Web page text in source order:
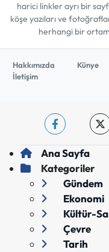
harici linkler ayrı bir
köşe yazıları ve
herhangi bir
Hakkımızda
Künye
İletişim
Ana Sayfa
Kategoriler
Gündem
Ekonomi
Kültür-
Çevre
Tarih